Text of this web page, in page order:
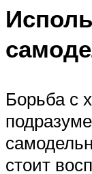
Борьба с
стоит